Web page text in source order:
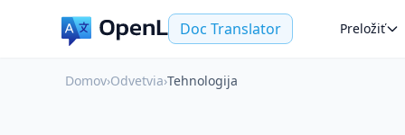
Doc Translator Preložiť
Domov›Odvetvia›Tehnologija